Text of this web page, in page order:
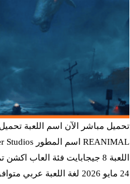
تحميل مباشر الآن اسم اللعبة
اللعبة 8 جيجابايت فئة العاب
24 مايو 2026 لغة اللعبة